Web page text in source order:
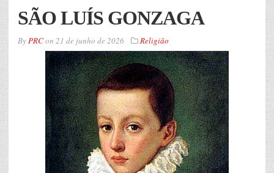
SÃO LUÍS GONZAGA
ByPRCon 21 de junho de 2026 Religião